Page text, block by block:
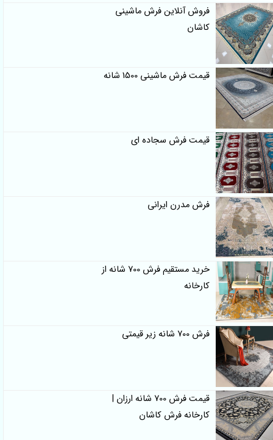
فروش آنلاین فرش ماشینی
کاشان
قیمت فرش ماشینی 1500 شانه
قیمت فرش سجاده ای
فرش مدرن ایرانی
خرید مستقیم فرش 700 شانه از
کارخانه
فرش 700 شانه زیر قیمتی
قیمت فرش 700 شانه ارزان |
کارخانه فرش کاشان